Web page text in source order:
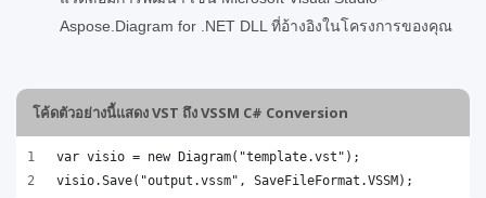
Aspose.Diagram for .NET DLL ที่อ้างอิงในโครงการของคุณ
โค้ดตัวอย่างนี้แสดง VST ถึง VSSM C# Conversion
var visio = new Diagram("template.vst");
visio.Save("output.vssm", SaveFileFormat.VSSM);